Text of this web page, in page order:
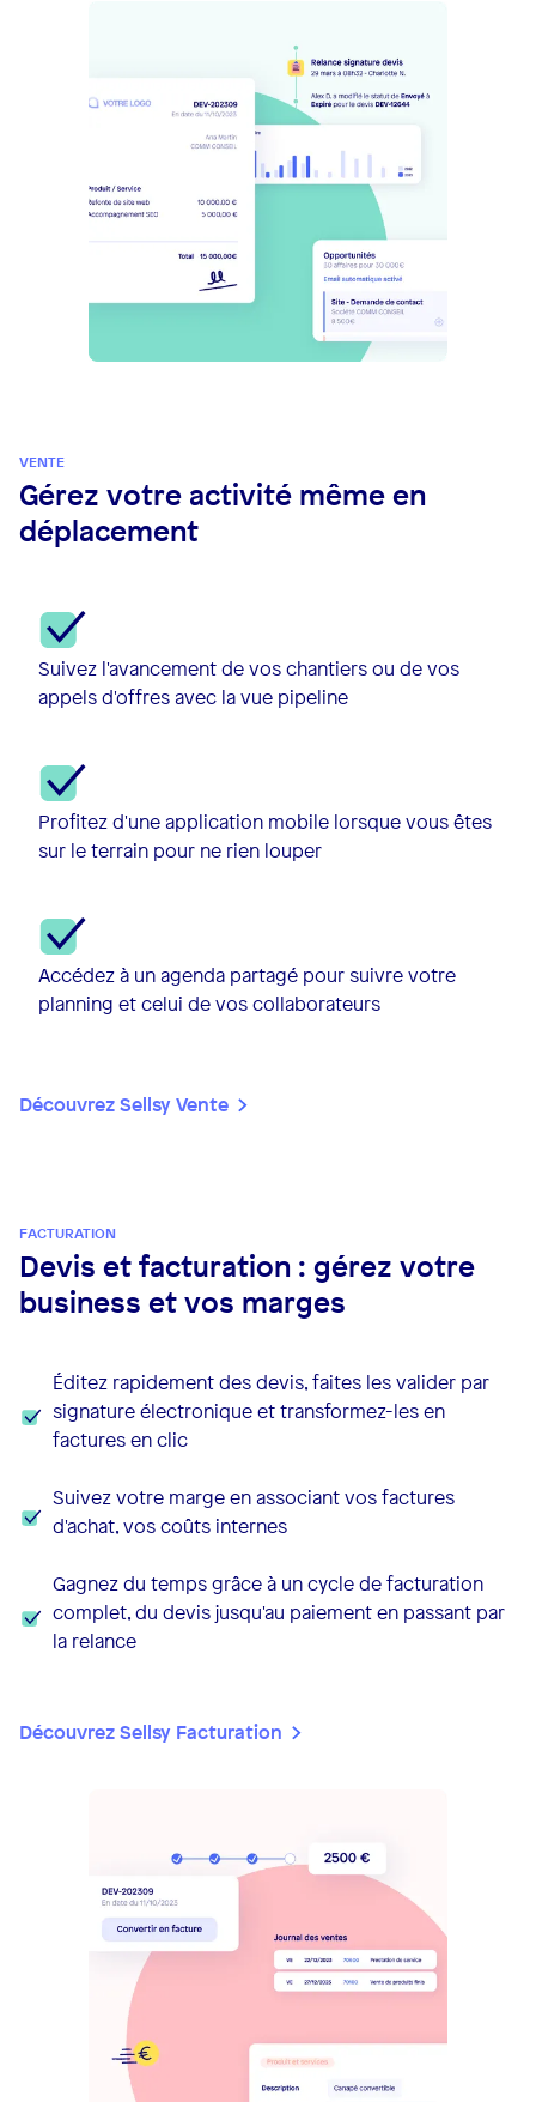
VENTE
Gérez votre activité même en
déplacement
Suivez l'avancement de vos chantiers ou de vos
appels d'offres avec la vue pipeline
Profitez d'une application mobile lorsque vous êtes
sur le terrain pour ne rien louper
Accédez à un agenda partagé pour suivre votre
planning et celui de vos collaborateurs
Découvrez Sellsy Vente
FACTURATION
Devis et facturation : gérez votre
business et vos marges
Éditez rapidement des devis, faites les valider par
signature électronique et transformez-les en
factures en clic
Suivez votre marge en associant vos factures
d'achat, vos coûts internes
Gagnez du temps grâce à un cycle de facturation
complet, du devis jusqu'au paiement en passant par
la relance
Découvrez Sellsy Facturation